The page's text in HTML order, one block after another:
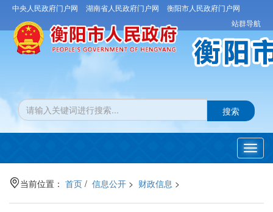
中央人民政府门户网 湖南省人民政府门户网
衡阳市人民政府门户网
站群导航
搜索
当前位置： 首页 / 信息公开 > 财政信息 >